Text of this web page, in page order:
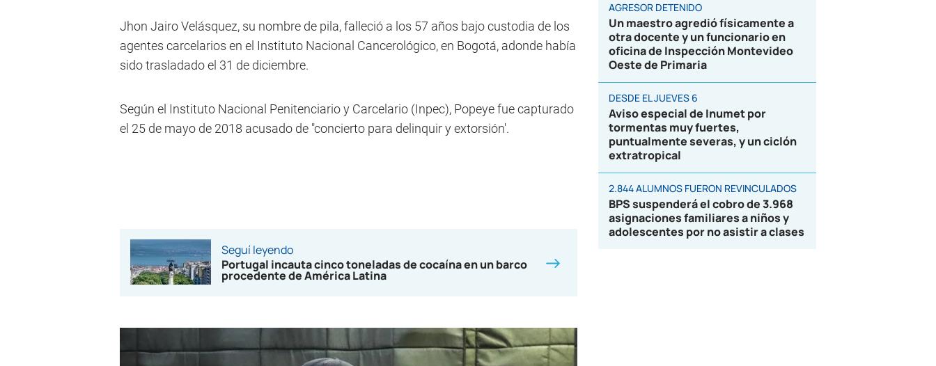
Jhon Jairo Velásquez, su nombre de pila, falleció a los 57 años bajo custodia de los
agentes carcelarios en el Instituto Nacional Cancerológico, en Bogotá, adonde había
sido trasladado el 31 de diciembre.
Según el Instituto Nacional Penitenciario y Carcelario (Inpec), Popeye fue capturado
el 25 de mayo de 2018 acusado de "concierto para delinquir y extorsión'.
Seguí leyendo
Portugal incauta cinco toneladas de cocaína en un barco
procedente de América Latina
AGRESOR DETENIDO
Un maestro agredió físicamente a
otra docente y un funcionario en
oficina de Inspección Montevideo
Oeste de Primaria
DESDE EL JUEVES 6
Aviso especial de Inumet por
tormentas muy fuertes,
puntualmente severas, y un ciclón
extratropical
2.844 ALUMNOS FUERON REVINCULADOS
BPS suspenderá el cobro de 3.968
asignaciones familiares a niños y
adolescentes por no asistir a clases